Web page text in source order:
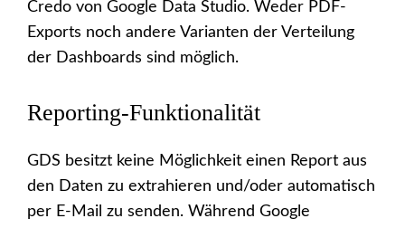
Credo von Google Data Studio. Weder PDF-
Exports noch andere Varianten der Verteilung
der Dashboards sind möglich.
Reporting-Funktionalität
GDS besitzt keine Möglichkeit einen Report aus
den Daten zu extrahieren und/oder automatisch
per E-Mail zu senden. Während Google